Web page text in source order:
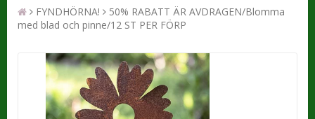
FYNDHÖRNA!
50% RABATT ÄR AVDRAGEN/Blomma
med blad och pinne/12 ST PER FÖRP